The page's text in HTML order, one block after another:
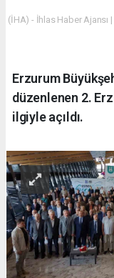
bonus
Bonus
Veren
(İHA) - İhlas Haber Ajansı
Erzurum
düzenlenen 2.
ilgiyle açıldı.